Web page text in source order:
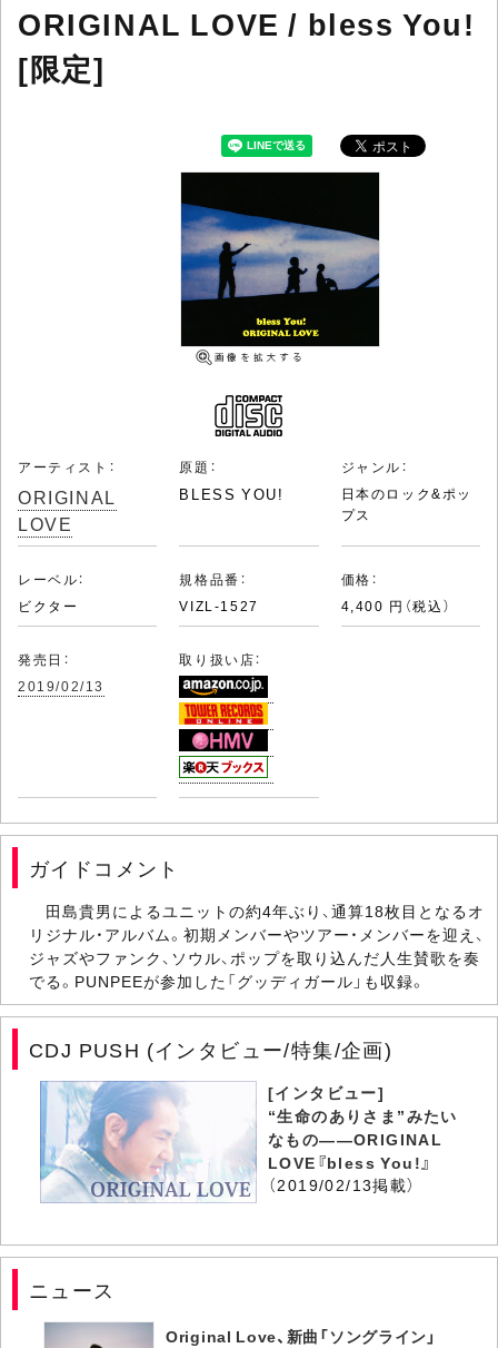
ORIGINAL LOVE / bless You!
[限定]
アーティスト：
ORIGINAL
LOVE
原題：
BLESS YOU!
ジャンル：
日本のロック&ポッ
プス
レーベル：
ビクター
規格品番：
VIZL-1527
価格：
4,400 円（税込）
発売日：
2019/02/13
取り扱い店：
ガイドコメント
田島貴男によるユニットの約4年ぶり、通算18枚目となるオ
リジナル・アルバム。初期メンバーやツアー・メンバーを迎え、
ジャズやファンク、ソウル、ポップを取り込んだ人生賛歌を奏
でる。PUNPEEが参加した「グッディガール」も収録。
CDJ PUSH (インタビュー/特集/企画)
[インタビュー]
“生命のありさま”みたい
なもの――ORIGINAL
LOVE『bless You!』
（2019/02/13掲載）
ニュース
Original Love、新曲「ソングライン」